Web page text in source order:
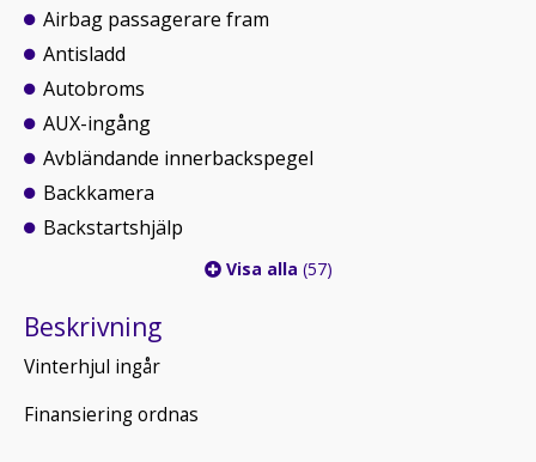
Airbag passagerare fram
Antisladd
Autobroms
AUX-ingång
Avbländande innerbackspegel
Backkamera
Backstartshjälp
Visa alla (57)
Beskrivning
Vinterhjul ingår
Finansiering ordnas